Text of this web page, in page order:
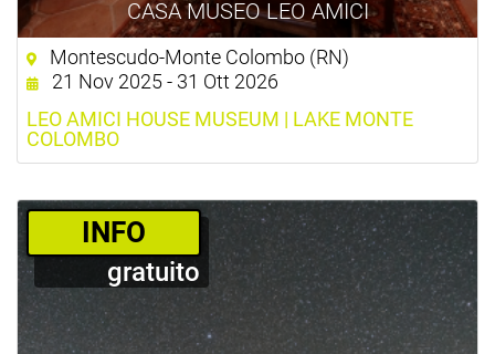
CASA MUSEO LEO AMICI
Montescudo-Monte Colombo (RN)
21 Nov 2025 - 31 Ott 2026
LEO AMICI HOUSE MUSEUM | LAKE MONTE
COLOMBO
­INFO
gratuito